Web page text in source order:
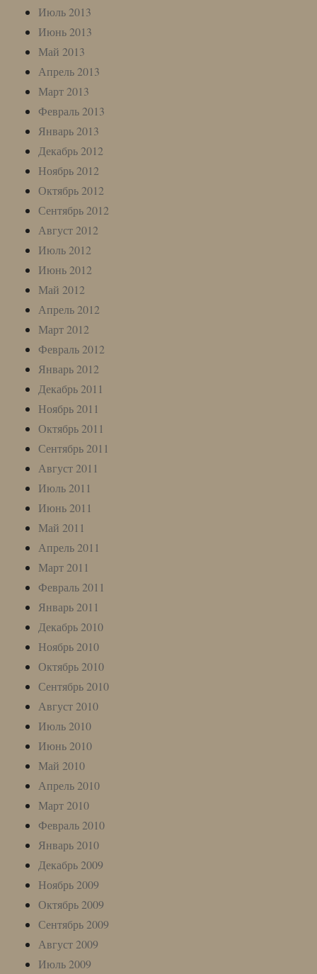
Июль 2013
Июнь 2013
Май 2013
Апрель 2013
Март 2013
Февраль 2013
Январь 2013
Декабрь 2012
Ноябрь 2012
Октябрь 2012
Сентябрь 2012
Август 2012
Июль 2012
Июнь 2012
Май 2012
Апрель 2012
Март 2012
Февраль 2012
Январь 2012
Декабрь 2011
Ноябрь 2011
Октябрь 2011
Сентябрь 2011
Август 2011
Июль 2011
Июнь 2011
Май 2011
Апрель 2011
Март 2011
Февраль 2011
Январь 2011
Декабрь 2010
Ноябрь 2010
Октябрь 2010
Сентябрь 2010
Август 2010
Июль 2010
Июнь 2010
Май 2010
Апрель 2010
Март 2010
Февраль 2010
Январь 2010
Декабрь 2009
Ноябрь 2009
Октябрь 2009
Сентябрь 2009
Август 2009
Июль 2009